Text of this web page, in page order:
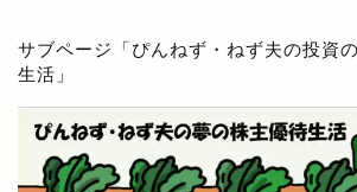
サブページ「ぴんねず・ねず夫の投資
生活 」